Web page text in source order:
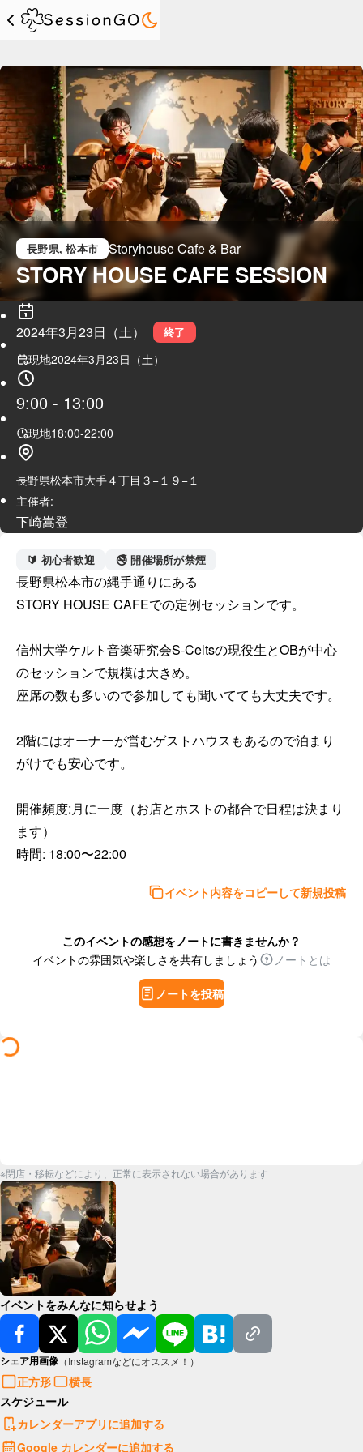
長野県, 松本市 Storyhouse Cafe & Bar
STORY HOUSE CAFE SESSION
2024年3月23日（土） 終了
現地2024年3月23日（土）
9:00 - 13:00
現地18:00-22:00
長野県松本市大手４丁目３−１９−１
主催者:
下崎嵩登
🔰 初心者歓迎 🚭 開催場所が禁煙
長野県松本市の縄手通りにある
STORY HOUSE CAFEでの定例セッションです。
信州大学ケルト音楽研究会S-Celtsの現役生とOBが中心
のセッションで規模は大きめ。
座席の数も多いので参加しても聞いてても大丈夫です。
2階にはオーナーが営むゲストハウスもあるので泊まり
がけでも安心です。
開催頻度:月に一度（お店とホストの都合で日程は決まり
ます）
時間: 18:00〜22:00
イベント内容をコピーして新規投稿
このイベントの感想をノートに書きませんか？
イベントの雰囲気や楽しさを共有しましょう
ノートとは
ノートを投稿
※閉店・移転などにより、正常に表示されない場合があります
イベントをみんなに知らせよう
シェア用画像 （Instagramなどにオススメ！）
正方形
横長
スケジュール
カレンダーアプリに追加する
Google カレンダーに追加する